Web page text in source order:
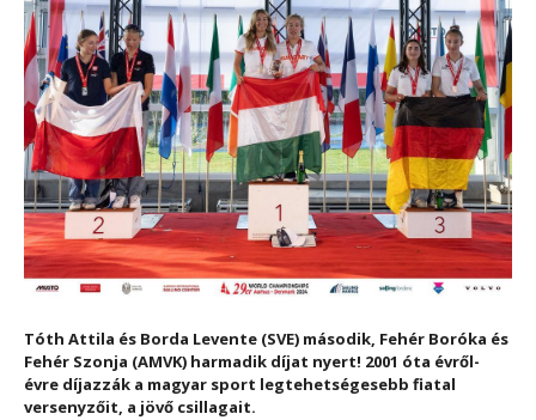
Tóth Attila és Borda Levente (SVE) második, Fehér Boróka és
Fehér Szonja (AMVK) harmadik díjat nyert! 2001 óta évről-
évre díjazzák a magyar sport legtehetségesebb fiatal
versenyzőit, a jövő csillagait.